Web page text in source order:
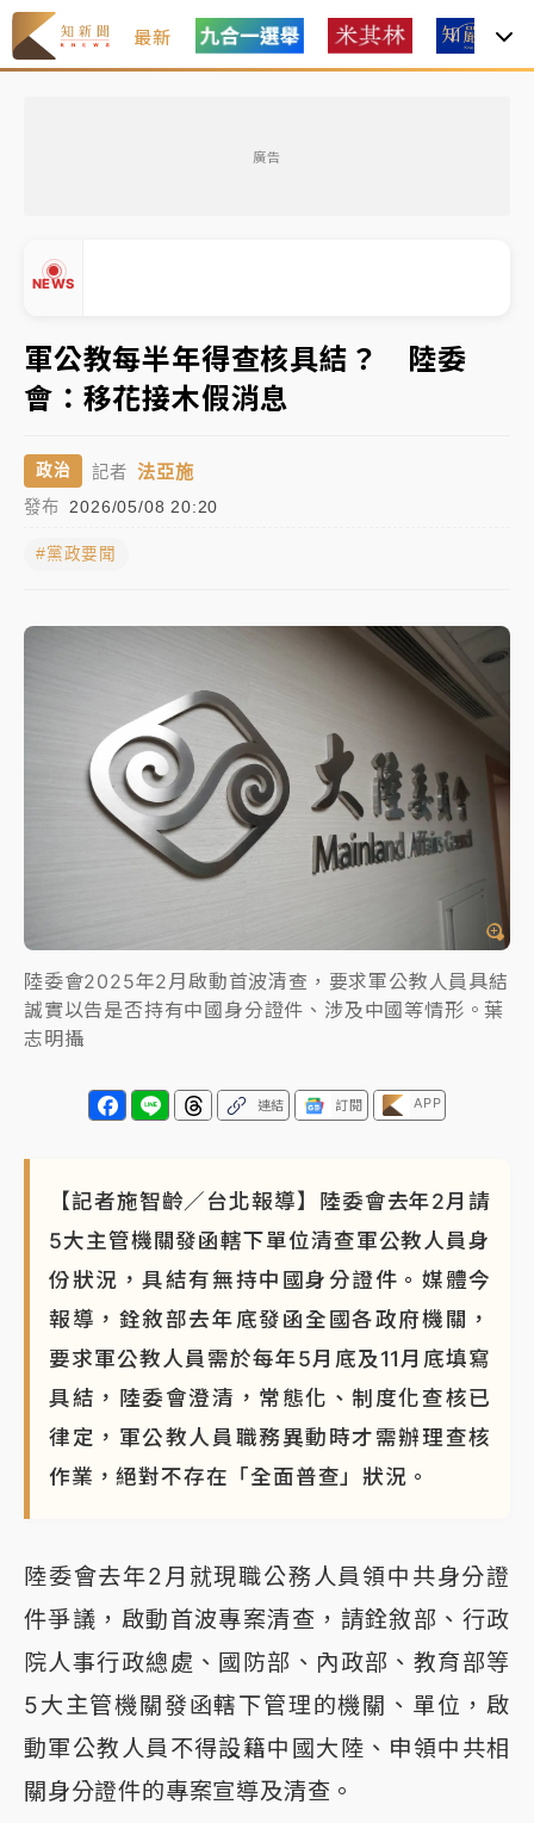
最新
廣告
NEWS
周末精選｜
面手法 郭台銘、蔡英文成關鍵
本周爆款短影音｜
柯文哲帶電子手鐶拄拐杖現身／周玉
蔻蔡玉真開撕爆料
周末精選｜ 跨境網購族注意！EZ Way若改由政府委
蔣萬安的建中同學！47歲法律學霸戰桃園 公開上任首
要3件事
中颱白海豚環流掠北海！今明防劇烈降雨 東部高溫飆
周末精選｜ 慈濟遭詐10億完整始末曝！律師掮客大玩兩
面手法 郭台銘、蔡英文成關鍵
本周爆款短影音｜ 柯文哲帶電子手鐶拄拐杖現身／周玉
蔻蔡玉真開撕爆料
跨境網購族注意！EZ Way若改由政府委
蔣萬安的建中同學！47歲法律學霸戰桃園 公開上任首
要3件事
軍公教每半年得查核具結？ 陸委
會：移花接木假消息
政治 記者 法亞施
發布 2026/05/08 20:20
#黨政要聞
陸委會2025年2月啟動首波清查，要求軍公教人員具結
誠實以告是否持有中國身分證件、涉及中國等情形。葉
志明攝
連結 訂閱 APP
【記者施智齡／台北報導】陸委會去年2月請
5大主管機關發函轄下單位清查軍公教人員身
份狀況，具結有無持中國身分證件。媒體今
報導，銓敘部去年底發函全國各政府機關，
要求軍公教人員需於每年5月底及11月底填寫
具結，陸委會澄清，常態化、制度化查核已
律定，軍公教人員職務異動時才需辦理查核
作業，絕對不存在「全面普查」狀況。
陸委會去年2月就現職公務人員領中共身分證
件爭議，啟動首波專案清查，請銓敘部、行政
院人事行政總處、國防部、內政部、教育部等
5大主管機關發函轄下管理的機關、單位，啟
動軍公教人員不得設籍中國大陸、申領中共相
關身分證件的專案宣導及清查。